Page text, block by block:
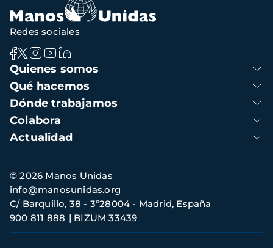
Navegación
principal
Quienes somos
Qué hacemos
Dónde trabajamos
Colabora
Actualidad
Redes sociales
Información
de
contacto
© 2026 Manos Unidas
C/ Barquillo, 38 - 3º28004 - Madrid, España
900 811 888
BIZUM 33439
info@manosunidas.org